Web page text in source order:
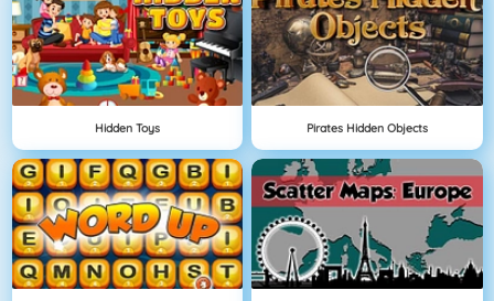
Hidden Toys Pirates Hidden Objects